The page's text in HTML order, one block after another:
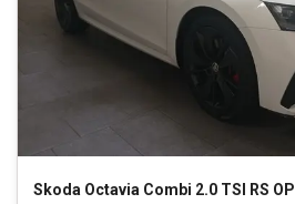
Skoda Octavia Combi 2.0 TSI RS OPF (EURO 6d)